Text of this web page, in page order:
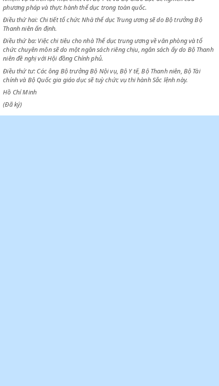
RA SẮC LỆNH:
Điều thứ nhất: Nay thiết lập tại Bộ Thanh niên một nhà thể dục Trung
nhiệm vụ là liên lạc mật thiết với Bộ Y tế và Bộ Giáo dục để nghiên cứu
phương pháp và thực hành thể dục trong toàn quốc.
Điều thứ hai: Chi tiết tổ chức Nhà thể dục Trung ương sẽ do Bộ trưởng
Thanh niên ấn định.
Điều thứ ba: Việc chi tiêu cho nhà Thể dục trung ương về văn phòng và
chức chuyên môn sẽ do một ngân sách riêng chịu, ngân sách ấy do Bộ
niên đề nghị với Hội đồng Chính phủ.
Điều thứ tư: Các ông Bộ trưởng Bộ Nội vụ, Bộ Y tế, Bộ Thanh niên, Bộ